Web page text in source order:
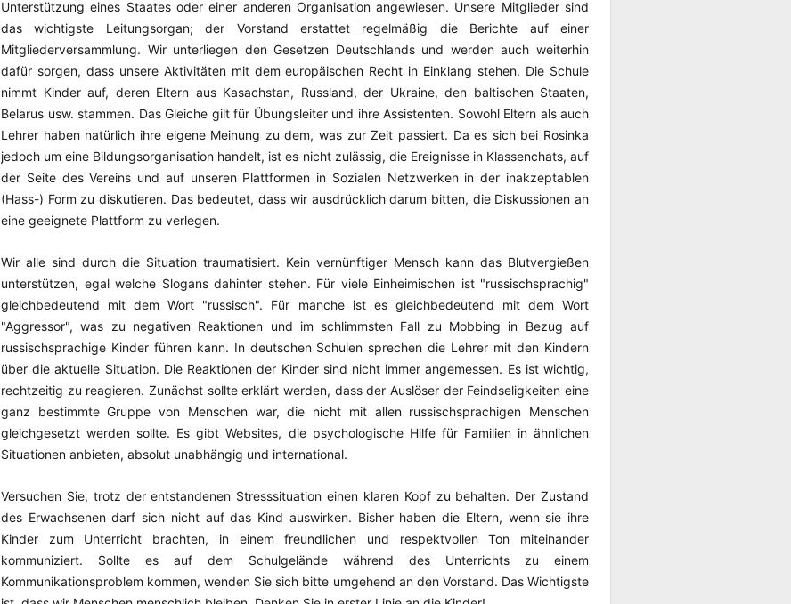
Unterstützung eines Staates oder einer anderen Organisation angewiesen. Unsere Mitglieder sind
das wichtigste Leitungsorgan; der Vorstand erstattet regelmäßig die Berichte auf einer
Mitgliederversammlung. Wir unterliegen den Gesetzen Deutschlands und werden auch weiterhin
dafür sorgen, dass unsere Aktivitäten mit dem europäischen Recht in Einklang stehen. Die Schule
nimmt Kinder auf, deren Eltern aus Kasachstan, Russland, der Ukraine, den baltischen Staaten,
Belarus usw. stammen. Das Gleiche gilt für Übungsleiter und ihre Assistenten. Sowohl Eltern als auch
Lehrer haben natürlich ihre eigene Meinung zu dem, was zur Zeit passiert. Da es sich bei Rosinka
jedoch um eine Bildungsorganisation handelt, ist es nicht zulässig, die Ereignisse in Klassenchats, auf
der Seite des Vereins und auf unseren Plattformen in Sozialen Netzwerken in der inakzeptablen
(Hass-) Form zu diskutieren. Das bedeutet, dass wir ausdrücklich darum bitten, die Diskussionen an
eine geeignete Plattform zu verlegen.
Wir alle sind durch die Situation traumatisiert. Kein vernünftiger Mensch kann das Blutvergießen
unterstützen, egal welche Slogans dahinter stehen. Für viele Einheimischen ist "russischsprachig"
gleichbedeutend mit dem Wort "russisch". Für manche ist es gleichbedeutend mit dem Wort
"Aggressor", was zu negativen Reaktionen und im schlimmsten Fall zu Mobbing in Bezug auf
russischsprachige Kinder führen kann. In deutschen Schulen sprechen die Lehrer mit den Kindern
über die aktuelle Situation. Die Reaktionen der Kinder sind nicht immer angemessen. Es ist wichtig,
rechtzeitig zu reagieren. Zunächst sollte erklärt werden, dass der Auslöser der Feindseligkeiten eine
ganz bestimmte Gruppe von Menschen war, die nicht mit allen russischsprachigen Menschen
gleichgesetzt werden sollte. Es gibt Websites, die psychologische Hilfe für Familien in ähnlichen
Situationen anbieten, absolut unabhängig und international.
Versuchen Sie, trotz der entstandenen Stresssituation einen klaren Kopf zu behalten. Der Zustand
des Erwachsenen darf sich nicht auf das Kind auswirken. Bisher haben die Eltern, wenn sie ihre
Kinder zum Unterricht brachten, in einem freundlichen und respektvollen Ton miteinander
kommuniziert. Sollte es auf dem Schulgelände während des Unterrichts zu einem
Kommunikationsproblem kommen, wenden Sie sich bitte umgehend an den Vorstand. Das Wichtigste